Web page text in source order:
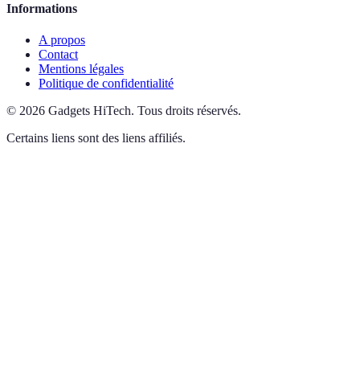
Informations
A propos
Contact
Mentions légales
Politique de confidentialité
© 2026 Gadgets HiTech. Tous droits réservés.
Certains liens sont des liens affiliés.